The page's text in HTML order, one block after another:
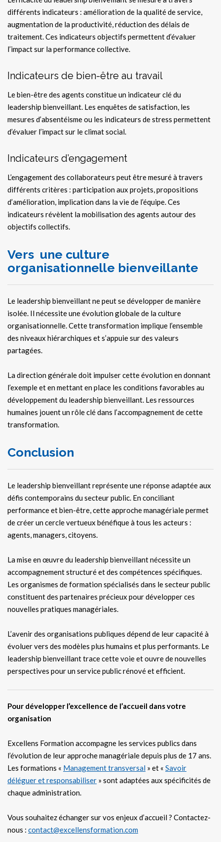
différents indicateurs : amélioration de la qualité de service,
augmentation de la productivité, réduction des délais de
traitement. Ces indicateurs objectifs permettent d’évaluer
l’impact sur la performance collective.
Indicateurs de bien-être au travail
Le bien-être des agents constitue un indicateur clé du
leadership bienveillant. Les enquêtes de satisfaction, les
mesures d’absentéisme ou les indicateurs de stress permettent
d’évaluer l’impact sur le climat social.
Indicateurs d’engagement
L’engagement des collaborateurs peut être mesuré à travers
différents critères : participation aux projets, propositions
d’amélioration, implication dans la vie de l’équipe. Ces
indicateurs révèlent la mobilisation des agents autour des
objectifs collectifs.
Vers une culture
organisationnelle bienveillante
Le leadership bienveillant ne peut se développer de manière
isolée. Il nécessite une évolution globale de la culture
organisationnelle. Cette transformation implique l’ensemble
des niveaux hiérarchiques et s’appuie sur des valeurs
partagées.
La direction générale doit impulser cette évolution en donnant
l’exemple et en mettant en place les conditions favorables au
développement du leadership bienveillant. Les ressources
humaines jouent un rôle clé dans l’accompagnement de cette
transformation.
Conclusion
Le leadership bienveillant représente une réponse adaptée aux
défis contemporains du secteur public. En conciliant
performance et bien-être, cette approche managériale permet
de créer un cercle vertueux bénéfique à tous les acteurs :
agents, managers, citoyens.
La mise en œuvre du leadership bienveillant nécessite un
accompagnement structuré et des compétences spécifiques.
Les organismes de formation spécialisés dans le secteur public
constituent des partenaires précieux pour développer ces
nouvelles pratiques managériales.
L’avenir des organisations publiques dépend de leur capacité à
évoluer vers des modèles plus humains et plus performants. Le
leadership bienveillant trace cette voie et ouvre de nouvelles
perspectives pour un service public rénové et efficient.
Pour développer l’excellence de l’accueil dans votre
organisation
Excellens Formation accompagne les services publics dans
l’évolution de leur approche managériale depuis plus de 17 ans.
Les formations « Management transversal » et « Savoir
déléguer et responsabiliser » sont adaptées aux spécificités de
chaque administration.
Vous souhaitez échanger sur vos enjeux d’accueil ? Contactez-
nous : contact@excellensformation.com